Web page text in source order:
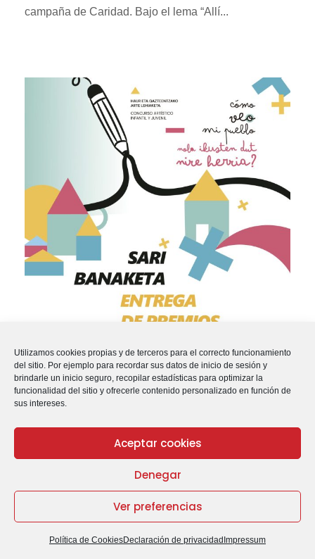
Utilizamos cookies propias y de terceros para el correcto funcionamiento
del sitio. Por ejemplo para recordar sus datos de inicio de sesión y
brindarle un inicio seguro, recopilar estadísticas para optimizar la
funcionalidad del sitio y ofrecerle contenido personalizado en función de
sus intereses.
Aceptar cookies
Denegar
Ver preferencias
Política de CookiesDeclaración de privacidad Impressum
campaña de Caridad. Bajo el lema “Allí...
Casi 200 niños y niñas
rurales han participado
en el Concurso artístico